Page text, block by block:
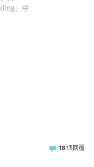
」中
18個回覆